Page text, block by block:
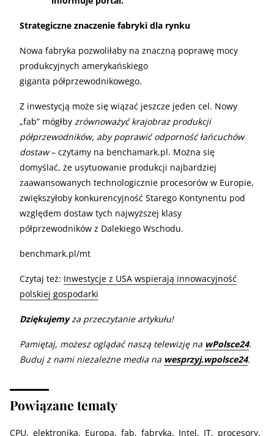
Strategiczne znaczenie fabryki dla rynku
Nowa fabryka pozwoliłaby na znaczną poprawę mocy
produkcyjnych amerykańskiego
giganta półprzewodnikowego.
Z inwestycją może się wiązać jeszcze jeden cel. Nowy
„fab” mógłby zrównoważyć krajobraz produkcji
półprzewodników, aby poprawić odporność łańcuchów
dostaw– czytamy na benchamark.pl. Można się
domyślać, że usytuowanie produkcji najbardziej
zaawansowanych technologicznie procesorów w Europie,
zwiększyłoby konkurencyjność Starego Kontynentu pod
względem dostaw tych najwyższej klasy
półprzewodników z Dalekiego Wschodu.
benchmark.pl/mt
Czytaj też: Inwestycje z USA wspierają innowacyjność
polskiej gospodarki
Dziękujemyza przeczytanie artykułu!
Pamiętaj, możesz oglądać naszą telewizję na wPolsce24.
Buduj z nami niezależne media na wesprzyj.wpolsce24.
Powiązane tematy
CPU elektronika Europa fab fabryka Intel IT procesory